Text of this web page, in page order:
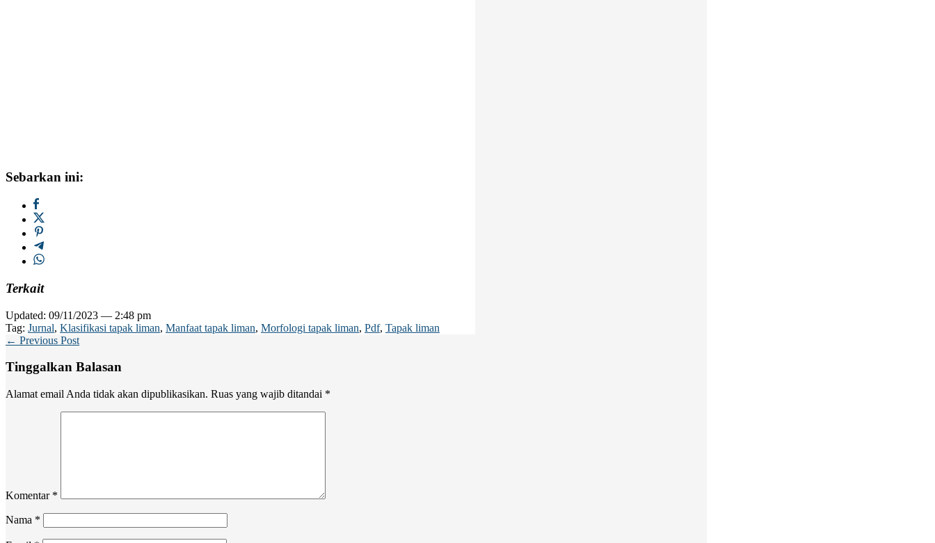
Sebarkan ini:
Terkait
Updated: 09/11/2023 — 2:48 pm
Tag: Jurnal, Klasifikasi tapak liman, Manfaat tapak liman, Morfologi tapak liman, Pdf, Tapak liman
← Previous Post
Tinggalkan Balasan
Alamat email Anda tidak akan dipublikasikan. Ruas yang wajib ditandai *
Komentar *
Nama *